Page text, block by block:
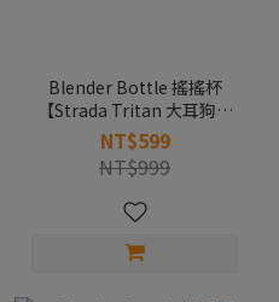
Blender Bottle 搖搖杯
【Strada Tritan 大耳狗】
28oz
NT$599
NT$999